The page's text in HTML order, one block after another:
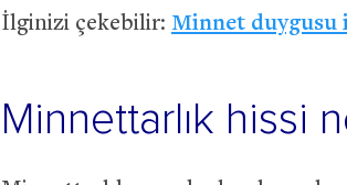
İlginizi çekebilir: Minnet duygusu
Minnettarlık hissi